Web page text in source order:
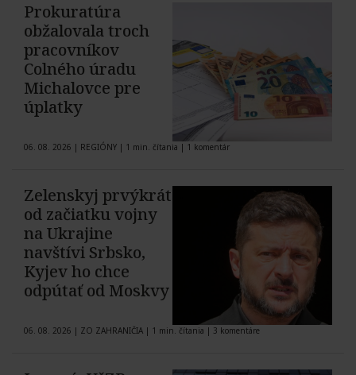
Prokuratúra
obžalovala troch
pracovníkov
Colného úradu
Michalovce pre
úplatky
06. 08. 2026 | REGIÓNY | 1 min. čítania | 1 komentár
Zelenskyj prvýkrát
od začiatku vojny
na Ukrajine
navštívi Srbsko,
Kyjev ho chce
odpútať od Moskvy
06. 08. 2026 | ZO ZAHRANIČIA | 1 min. čítania | 3 komentáre